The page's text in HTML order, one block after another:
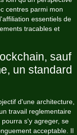
centres parmi mon
essentiels de
tracables et
sauf
un standard
d'une architecture,
travail reglementaire
s'y agreger, se
acceptable. Il